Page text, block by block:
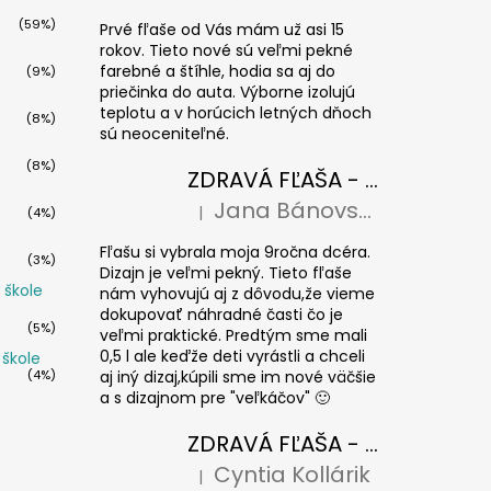
(59%)
(9%)
(8%)
(8%)
(4%)
(3%)
(5%)
(4%)
Prvé fľaše od Vás mám už asi 15
rokov. Tieto nové sú veľmi pekné
farebné a štíhle, hodia sa aj do
priečinka do auta. Výborne izolujú
teplotu a v horúcich letných dňoch
sú neoceniteľné.
ZDRAVÁ FĽAŠA - Paríž 0,7l
Hodnotenie produktu je 5 z 5
| Jana Bánovská
Fľašu si vybrala moja 9ročna dcéra.
Dizajn je veľmi pekný. Tieto fľaše
nám vyhovujú aj z dôvodu,že vieme
dokupovať náhradné časti čo je
veľmi praktické. Predtým sme mali
0,5 l ale keďže deti vyrástli a chceli
aj iný dizaj,kúpili sme im nové väčšie
a s dizajnom pre "veľkáčov" 🙂
ZDRAVÁ FĽAŠA - krytka Floppy
Hodnotenie produktu je 5 z 5
| Cyntia Kollárik